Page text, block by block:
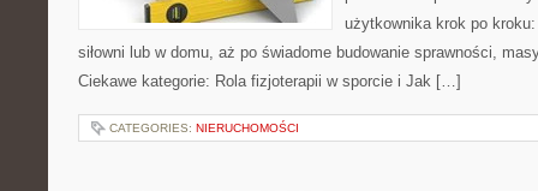
użytkownika krok po
siłowni lub w domu, aż po świadome budowanie sprawności,
Ciekawe kategorie: Rola fizjoterapii w sporcie i Jak […]
CATEGORIES: NIERUCHOMOŚCI